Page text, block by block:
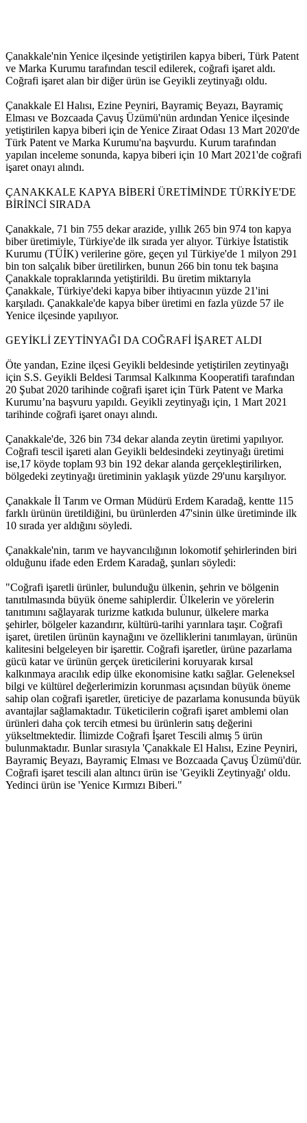
Çanakkale'nin Yenice ilçesinde yetiştirilen kapya biberi, Türk Patent
ve Marka Kurumu tarafından tescil edilerek, coğrafi işaret aldı.
Coğrafi işaret alan bir diğer ürün ise Geyikli zeytinyağı oldu.
Çanakkale El Halısı, Ezine Peyniri, Bayramiç Beyazı, Bayramiç
Elması ve Bozcaada Çavuş Üzümü'nün ardından Yenice ilçesinde
yetiştirilen kapya biberi için de Yenice Ziraat Odası 13 Mart 2020'de
Türk Patent ve Marka Kurumu'na başvurdu. Kurum tarafından
yapılan inceleme sonunda, kapya biberi için 10 Mart 2021'de coğrafi
işaret onayı alındı.
ÇANAKKALE KAPYA BİBERİ ÜRETİMİNDE TÜRKİYE'DE
BİRİNCİ SIRADA
Çanakkale, 71 bin 755 dekar arazide, yıllık 265 bin 974 ton kapya
biber üretimiyle, Türkiye'de ilk sırada yer alıyor. Türkiye İstatistik
Kurumu (TÜİK) verilerine göre, geçen yıl Türkiye'de 1 milyon 291
bin ton salçalık biber üretilirken, bunun 266 bin tonu tek başına
Çanakkale topraklarında yetiştirildi. Bu üretim miktarıyla
Çanakkale, Türkiye'deki kapya biber ihtiyacının yüzde 21'ini
karşıladı. Çanakkale'de kapya biber üretimi en fazla yüzde 57 ile
Yenice ilçesinde yapılıyor.
GEYİKLİ ZEYTİNYAĞI DA COĞRAFİ İŞARET ALDI
Öte yandan, Ezine ilçesi Geyikli beldesinde yetiştirilen zeytinyağı
için S.S. Geyikli Beldesi Tarımsal Kalkınma Kooperatifi tarafından
20 Şubat 2020 tarihinde coğrafi işaret için Türk Patent ve Marka
Kurumu’na başvuru yapıldı. Geyikli zeytinyağı için, 1 Mart 2021
tarihinde coğrafi işaret onayı alındı.
Çanakkale'de, 326 bin 734 dekar alanda zeytin üretimi yapılıyor.
Coğrafi tescil işareti alan Geyikli beldesindeki zeytinyağı üretimi
ise,17 köyde toplam 93 bin 192 dekar alanda gerçekleştirilirken,
bölgedeki zeytinyağı üretiminin yaklaşık yüzde 29'unu karşılıyor.
Çanakkale İl Tarım ve Orman Müdürü Erdem Karadağ, kentte 115
farklı ürünün üretildiğini, bu ürünlerden 47'sinin ülke üretiminde ilk
10 sırada yer aldığını söyledi.
Çanakkale'nin, tarım ve hayvancılığının lokomotif şehirlerinden biri
olduğunu ifade eden Erdem Karadağ, şunları söyledi:
"Coğrafi işaretli ürünler, bulunduğu ülkenin, şehrin ve bölgenin
tanıtılmasında büyük öneme sahiplerdir. Ülkelerin ve yörelerin
tanıtımını sağlayarak turizme katkıda bulunur, ülkelere marka
şehirler, bölgeler kazandırır, kültürü-tarihi yarınlara taşır. Coğrafi
işaret, üretilen ürünün kaynağını ve özelliklerini tanımlayan, ürünün
kalitesini belgeleyen bir işarettir. Coğrafi işaretler, ürüne pazarlama
gücü katar ve ürünün gerçek üreticilerini koruyarak kırsal
kalkınmaya aracılık edip ülke ekonomisine katkı sağlar. Geleneksel
bilgi ve kültürel değerlerimizin korunması açısından büyük öneme
sahip olan coğrafi işaretler, üreticiye de pazarlama konusunda büyük
avantajlar sağlamaktadır. Tüketicilerin coğrafi işaret amblemi olan
ürünleri daha çok tercih etmesi bu ürünlerin satış değerini
yükseltmektedir. İlimizde Coğrafi İşaret Tescili almış 5 ürün
bulunmaktadır. Bunlar sırasıyla 'Çanakkale El Halısı, Ezine Peyniri,
Bayramiç Beyazı, Bayramiç Elması ve Bozcaada Çavuş Üzümü'dür.
Coğrafi işaret tescili alan altıncı ürün ise 'Geyikli Zeytinyağı' oldu.
Yedinci ürün ise 'Yenice Kırmızı Biberi."